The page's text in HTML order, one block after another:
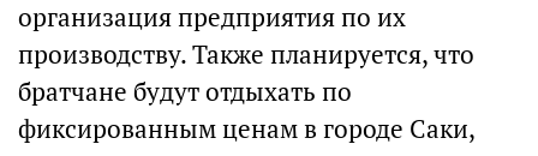
организация предприятия по их
производству. Также планируется, что
братчане будут отдыхать по
фиксированным ценам в городе Саки,